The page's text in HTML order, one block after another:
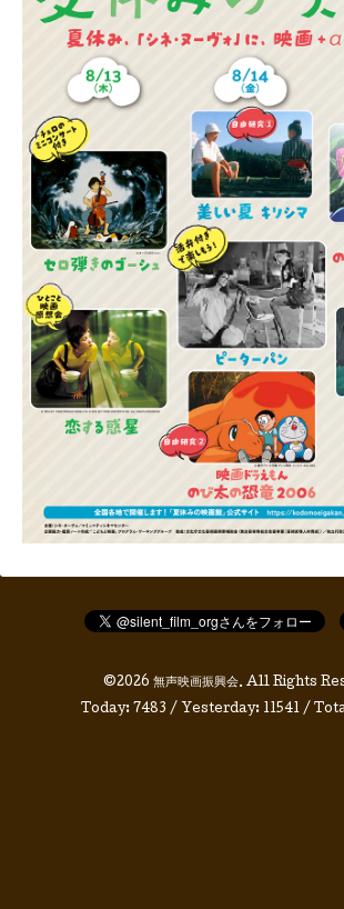
©2026 無声映画振興会. All Rights
Today: 7483 / Yesterday: 11541 /